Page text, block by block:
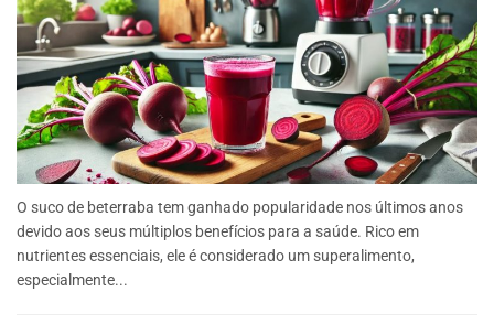
O suco de beterraba tem ganhado popularidade nos últimos anos
devido aos seus múltiplos benefícios para a saúde. Rico em
nutrientes essenciais, ele é considerado um superalimento,
especialmente...